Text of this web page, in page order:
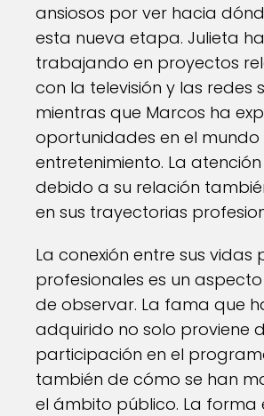
ansiosos por ver hacia
esta nueva etapa. Julieta
trabajando en proyectos
con la televisión y las redes
mientras que Marcos ha
oportunidades en el mundo
entretenimiento. La
debido a su relación
en sus trayectorias
La conexión entre sus vidas
profesionales es un
de observar. La fama que
adquirido no solo proviene
participación en el
también de cómo se han
el ámbito público. La forma